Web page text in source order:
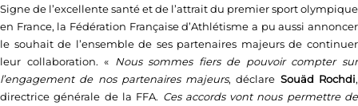
Signe de l’excellente santé et de l’attrait du premier sport olympique
en France, la Fédération Française d’Athlétisme a pu aussi annoncer
le souhait de l’ensemble de ses partenaires majeurs de continuer
leur collaboration. « Nous sommes fiers de pouvoir compter sur
l’engagement de nos partenaires majeurs, déclare Souäd Rochdi,
directrice générale de la FFA. Ces accords vont nous permettre de